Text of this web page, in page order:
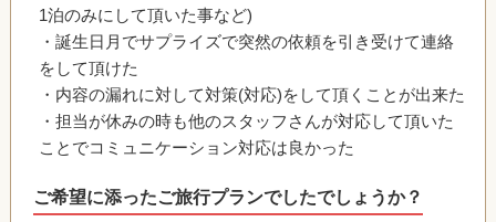
1泊のみにして頂いた事など)
・誕生日月でサプライズで突然の依頼を引き受けて連絡
をして頂けた
・内容の漏れに対して対策(対応)をして頂くことが出来た
・担当が休みの時も他のスタッフさんが対応して頂いた
ことでコミュニケーション対応は良かった
ご希望に添ったご旅行プランでしたでしょうか？